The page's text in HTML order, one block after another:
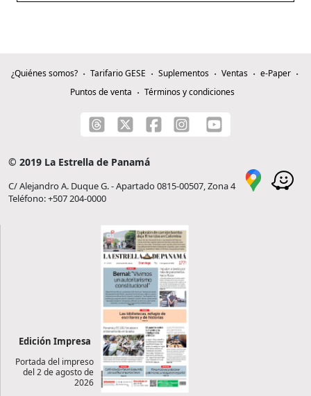
¿Quiénes somos? Tarifario GESE Suplementos Ventas
e-Paper
Puntos de venta
Términos y condiciones
© 2019 La Estrella de Panamá
C/ Alejandro A. Duque G. - Apartado 0815-00507, Zona 4
Teléfono: +507 204-0000
Edición Impresa
Portada del impreso
del 2 de agosto de
2026